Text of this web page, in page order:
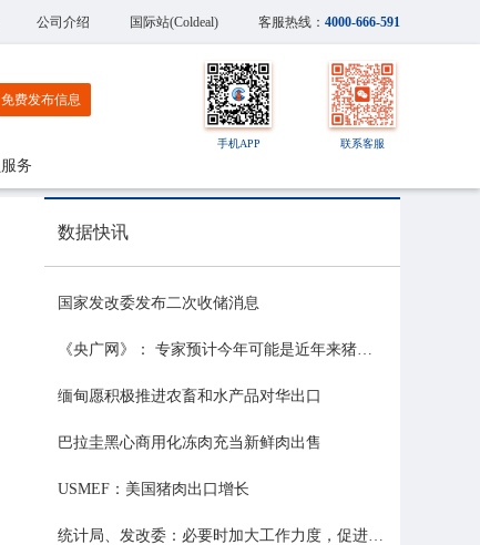
公司介绍 国际站(Coldeal) 客服热线： 4000-666-591
免费发布信息
手机APP 联系客服
务
数据快讯
国家发改委发布二次收储消息
《央广网》： 专家预计今年可能是近年来猪价最稳的一年
缅甸愿积极推进农畜和水产品对华出口
巴拉圭黑心商用化冻肉充当新鲜肉出售
USMEF：美国猪肉出口增长
统计局、发改委：必要时加大工作力度，促进生猪市场平稳运行